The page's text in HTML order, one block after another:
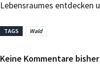
Lebensraumes entdecken
TAGS Wald
Keine Kommentare bisher